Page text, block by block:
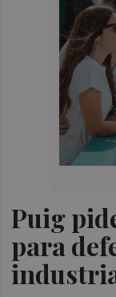
Puig
para